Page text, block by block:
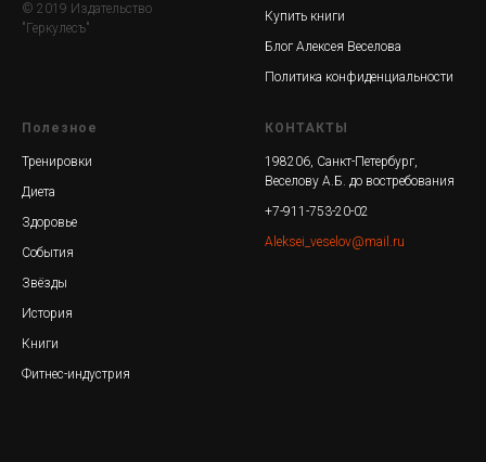
© 2019 Издательство
"Геркулесъ"
Купить книги
Блог Алексея Веселова
Политика конфиденциальности
Полезное
Тренировки
Диета
Здоровье
События
Звёзды
История
Книги
Фитнес-индустрия
КОНТАКТЫ
198206, Санкт-Петербург,
Веселову А.Б. до востребования
+7-911-753-20-02
Aleksei_veselov@mail.ru